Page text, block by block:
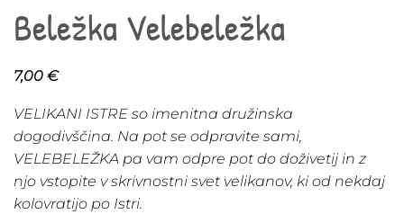
Beležka Velebeležka
7,00 €
VELIKANI ISTRE so imenitna družinska
dogodivščina. Na pot se odpravite sami,
VELEBELEŽKA pa vam odpre pot do doživetij in z
njo vstopite v skrivnostni svet velikanov, ki od nekdaj
kolovratijo po Istri.